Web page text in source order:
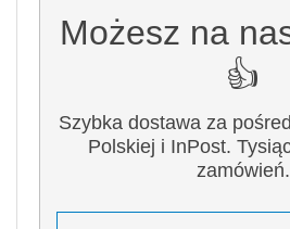
Możesz na
👍
Szybka dostawa za
Polskiej i InPost.
zamówień.